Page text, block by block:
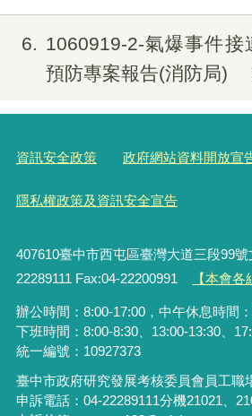
6
1060919-2-氣爆事件接
預防專案報告(消防局)
資訊安全政策 政府網站資料開放宣
隱私權政策及資訊安全宣告
407610臺中市西屯區臺灣大道三段99號
22289111 Fax:04-22200991
【本會各
辦公時間：8:00-17:00，中午休息時間
下班時間：8:00-8:30、13:00-13:30、
統一編號：10927373
臺中市政府研究發展考核委員會員工職
申訴電話：04-22289111分機21021、